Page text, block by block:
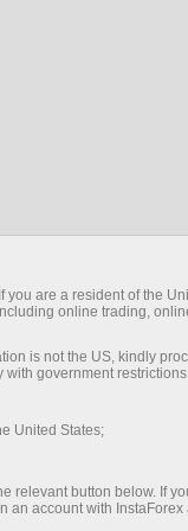
dibentuk
awal dua
frasa ini
asing.
dengan yang
you are a resident of the
online trading,
is not the US, kindly
with government
United States;
relevant button below. If
an account with InstaForex